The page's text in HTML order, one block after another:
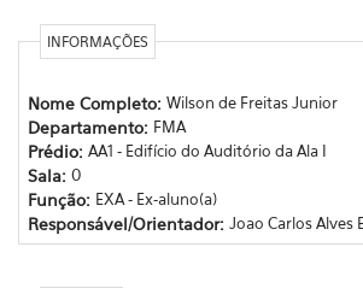
INFORMAÇÕES
Nome Completo: Wilson de Freitas Junior
Departamento: FMA
Prédio: AA1 - Edifício do Auditório da Ala I
Sala: 0
Função: EXA - Ex-aluno(a)
Responsável/Orientador: Joao Carlos Alves